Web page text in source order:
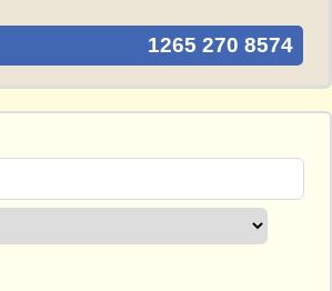
1265 270 8574